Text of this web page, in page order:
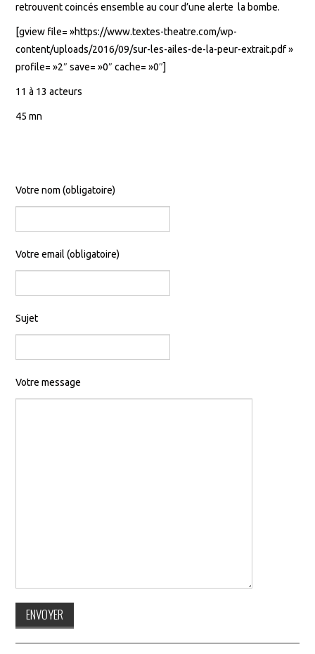
TEXTES
DROITS D’AUTEUR, DES
QUESTIONS ?
retrouvent coincés ensemble au cour d’une alerte la bombe.
[gview file= »https://www.textes-theatre.com/wp-
content/uploads/2016/09/sur-les-ailes-de-la-peur-extrait.pdf »
profile= »2″ save= »0″ cache= »0″]
11 à 13 acteurs
45 mn
Votre nom (obligatoire)
Votre email (obligatoire)
Sujet
Votre message